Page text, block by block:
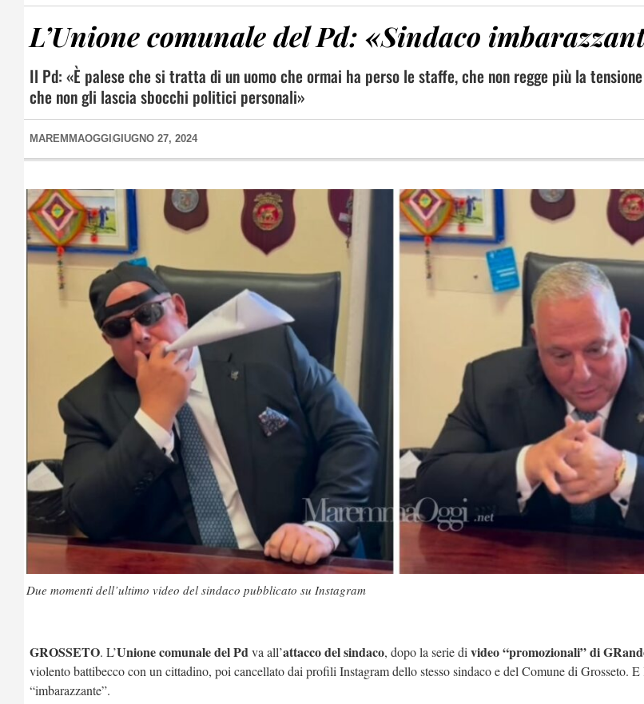
L’Unione comunale del Pd: «Sindaco
Il Pd: «È palese che si tratta di un uomo che ormai ha perso le staffe, che non regge più la
che non gli lascia sbocchi politici personali»
MAREMMAOGGI GIUGNO 27, 2024
Due momenti dell’ultimo video del sindaco pubblicato su Instagram
GROSSETO. L’Unione comunale del Pdva all’attacco del sindaco, dopo la serie di video “promozionali” di
violento battibecco con un cittadino, poi cancellato dai profili Instagram dello stesso sindaco e del Comune di Grosseto.
“imbarazzante”.